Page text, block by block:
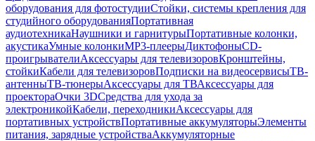
оборудования для фотостудииСтойки, системы крепления для
студийного оборудованияПортативная
аудиотехникаНаушники и гарнитурыПортативные колонки,
акустикаУмные колонкиMP3-плеерыДиктофоныCD-
проигрывателиАксессуары для телевизоровКронштейны,
стойкиКабели для телевизоровПодписки на видеосервисыТВ-
антенныТВ-тюнерыАксессуары для ТВАксессуары для
проектораОчки 3DСредства для ухода за
электроникойКабели, переходникиАксессуары для
портативных устройствПортативные аккумуляторыЭлементы
питания, зарядные устройстваАккумуляторные